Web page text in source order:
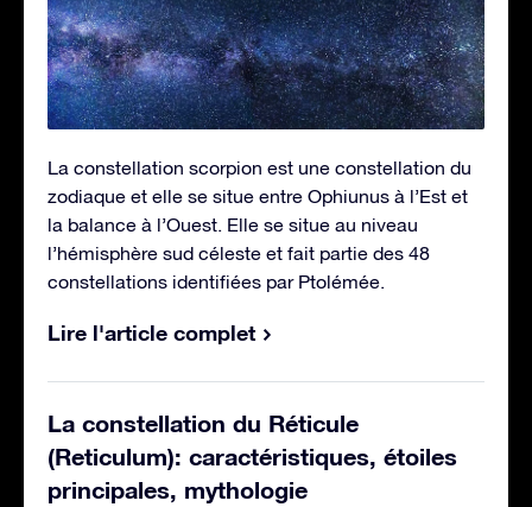
La constellation scorpion est une constellation du
zodiaque et elle se situe entre Ophiunus à l’Est et
la balance à l’Ouest. Elle se situe au niveau
l’hémisphère sud céleste et fait partie des 48
constellations identifiées par Ptolémée.
Lire l'article complet
La constellation du Réticule
(Reticulum): caractéristiques, étoiles
principales, mythologie